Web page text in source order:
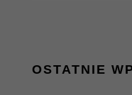
OSTATNIE